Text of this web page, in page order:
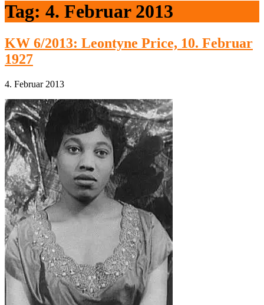
Tag: 4. Februar 2013
KW 6/2013: Leontyne Price, 10. Februar
1927
4. Februar 2013